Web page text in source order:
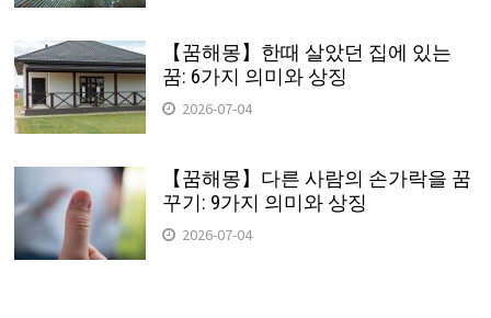
【꿈해몽】한때 살았던 집에 있는
꿈: 6가지 의미와 상징
2026-07-04
【꿈해몽】다른 사람의 손가락을 꿈
꾸기: 9가지 의미와 상징
2026-07-04